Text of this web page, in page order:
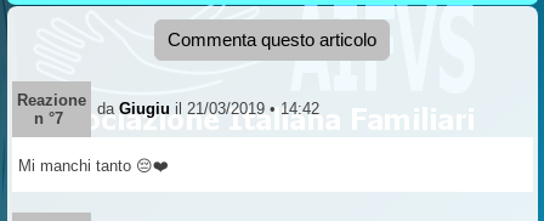
Commenta questo articolo
Reazione
n °7
da Giugiu il 21/03/2019 • 14:42
Mi manchi tanto 😔❤️